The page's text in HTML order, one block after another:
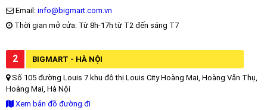
Email: info@bigmart.com.vn
Thời gian mở cửa: Từ 8h-17h từ T2 đến sáng T7
2 BIGMART - HÀ NỘI
Số 105 đường Louis 7 khu đô thị Louis City Hoàng Mai, Hoàng Văn Thụ,
Hoàng Mai, Hà Nội
Xem bản đồ đường đi